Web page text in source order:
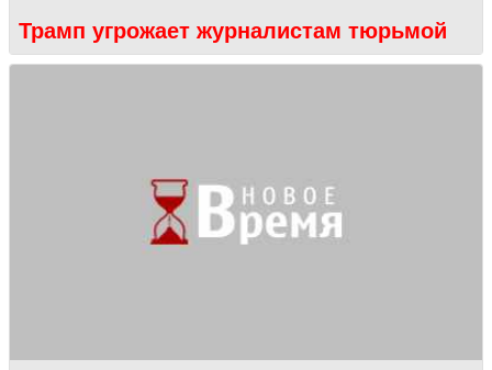
Трамп угрожает журналистам тюрьмой